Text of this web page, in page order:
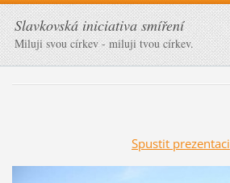
Slavkovská iniciativa smíření
Miluji svou církev - miluji tvou církev.
Spustit prezentaci